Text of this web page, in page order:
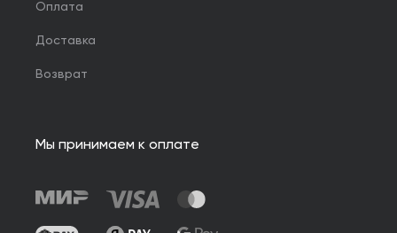
Оплата
Доставка
Возврат
Мы принимаем к оплате